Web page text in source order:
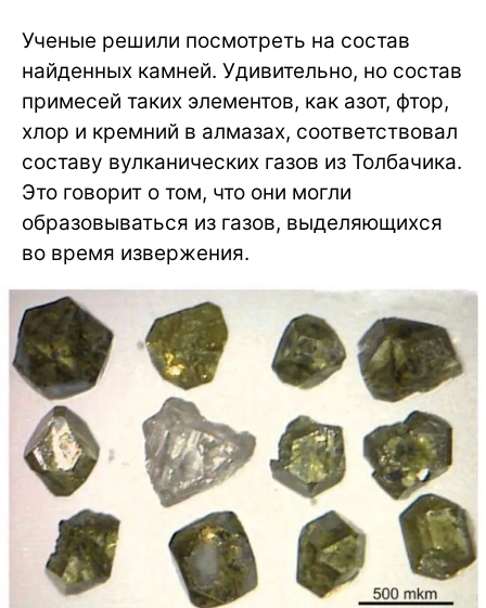
Ученые решили посмотреть на состав
найденных камней. Удивительно, но состав
примесей таких элементов, как азот, фтор,
хлор и кремний в алмазах, соответствовал
составу вулканических газов из Толбачика.
Это говорит о том, что они могли
образовываться из газов, выделяющихся
во время извержения.